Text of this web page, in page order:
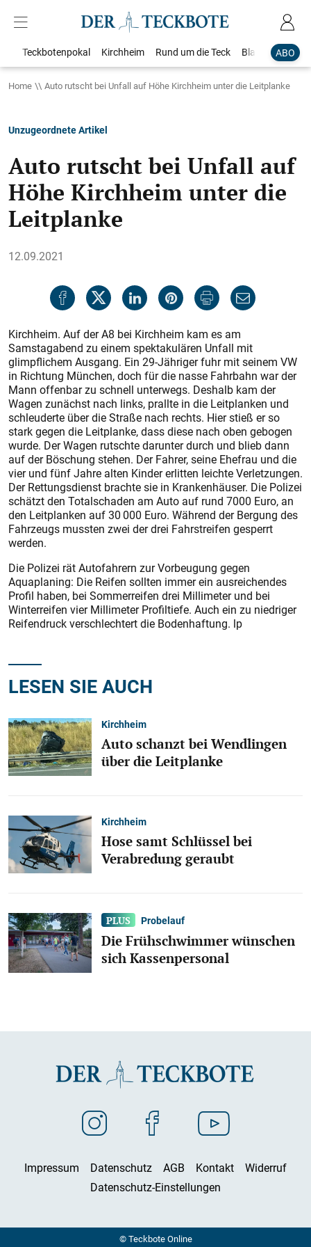
ABO
Teckbotenpokal Kirchheim Rund um die Teck Blaulicht
Home Auto rutscht bei Unfall auf Höhe Kirchheim unter die Leitplanke
Unzugeordnete Artikel
Auto rutscht bei Unfall auf
Höhe Kirchheim unter die
Leitplanke
12.09.2021
Kirchheim. Auf der A8 bei Kirchheim kam es am
Samstagabend zu einem spektakulären Unfall mit
glimpflichem Ausgang. Ein 29-Jähriger fuhr mit seinem VW
in Richtung München, doch für die nasse Fahrbahn war der
Mann offenbar zu schnell unterwegs. Deshalb kam der
Wagen zunächst nach links, prallte in die Leitplanken und
schleuderte über die Straße nach rechts. Hier stieß er so
stark gegen die Leitplanke, dass diese nach oben gebogen
wurde. Der Wagen rutschte darunter durch und blieb dann
auf der Böschung stehen. Der Fahrer, seine Ehefrau und die
vier und fünf Jahre alten Kinder erlitten leichte Verletzungen.
Der Rettungsdienst brachte sie in Krankenhäuser. Die Polizei
schätzt den Totalschaden am Auto auf rund 7000 Euro, an
den Leitplanken auf 30 000 Euro. Während der Bergung des
Fahrzeugs mussten zwei der drei Fahrstreifen gesperrt
werden.
Die Polizei rät Autofahrern zur Vorbeugung gegen
Aquaplaning: Die Reifen sollten immer ein ausreichendes
Profil haben, bei Sommerreifen drei Millimeter und bei
Winterreifen vier Millimeter Profiltiefe. Auch ein zu niedriger
Reifendruck verschlechtert die Bodenhaftung. lp
LESEN SIE AUCH
Kirchheim
Auto schanzt bei Wendlingen
über die Leitplanke
Kirchheim
Hose samt Schlüssel bei
Verabredung geraubt
Probelauf
Die Frühschwimmer wünschen
sich Kassenpersonal
Impressum Datenschutz AGB Kontakt
Widerruf
Datenschutz-Einstellungen
© Teckbote Online